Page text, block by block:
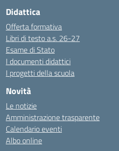
Didattica
Offerta formativa
Libri di testo a.s. 26-27
Esame di Stato
I documenti didattici
I progetti della scuola
Novità
Le notizie
Amministrazione trasparente
Calendario eventi
Albo online